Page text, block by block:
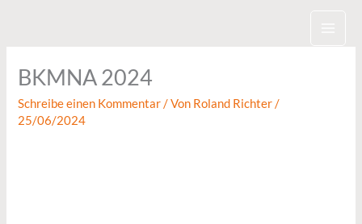
BKMNA 2024
Schreibe einen Kommentar / Von Roland Richter/
25/06/2024